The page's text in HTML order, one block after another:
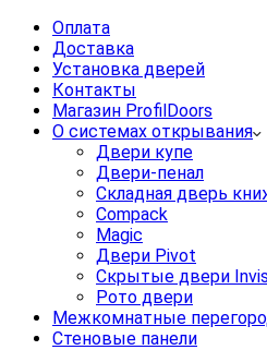
Оплата
Доставка
Установка дверей
Контакты
Магазин ProfilDoors
О системах открывания
Двери купе
Двери-пенал
Складная дверь
Compack
Magic
Двери Pivot
Скрытые двери
Рото двери
Межкомнатные
Стеновые панели